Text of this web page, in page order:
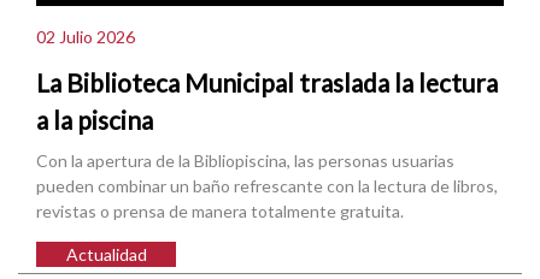
02 Julio 2026
La Biblioteca Municipal traslada la lectura
a la piscina
Con la apertura de la Bibliopiscina, las personas usuarias
pueden combinar un baño refrescante con la lectura de libros,
revistas o prensa de manera totalmente gratuita.
Actualidad